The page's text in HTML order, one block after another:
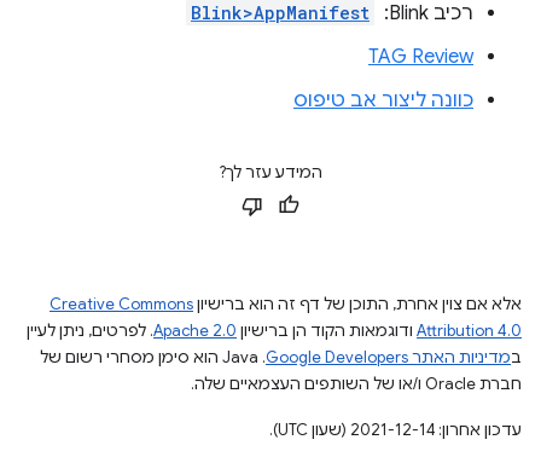
רכיב Blink: ‏
Blink>AppManifest
TAG Review
כוונה ליצור אב טיפוס
המידע עזר לך?
אלא אם צוין אחרת, התוכן של דף זה הוא ברישיוןCreative Commons
Attribution 4.0 ודוגמאות הקוד הן ברישיון Apache 2.0. לפרטים, ניתן לעיין
במדיניות האתר Google Developers‏
.‏ Java הוא סימן מסחרי רשום של
חברת Oracle ו/או של השותפים העצמאיים שלה.
עדכון אחרון: 2021-12-14 (שעון UTC).